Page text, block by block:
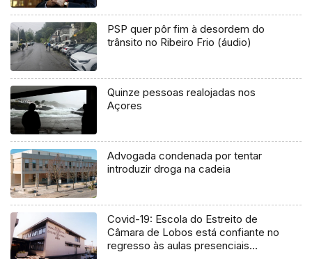
PSP quer pôr fim à desordem do
trânsito no Ribeiro Frio (áudio)
Quinze pessoas realojadas nos
Açores
Advogada condenada por tentar
introduzir droga na cadeia
Covid-19: Escola do Estreito de
Câmara de Lobos está confiante no
regresso às aulas presenciais